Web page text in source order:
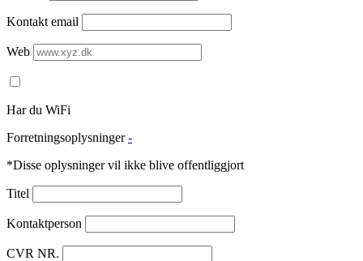
Kontakt email
Web
Har du WiFi
Forretningsoplysninger -
*Disse oplysninger vil ikke blive offentliggjort
Titel
Kontaktperson
CVR NR.